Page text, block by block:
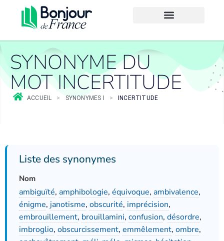
SYNONYME DU
MOT INCERTITUDE
ACCUEIL > SYNONYMES I > INCERTITUDE
Liste des synonymes
Nom
ambiguïté, amphibologie, équivoque, ambivalence,
énigme, janotisme, obscurité, imprécision,
embrouillement, brouillamini, confusion, désordre,
imbroglio, obscurcissement, emmêlement, ombre,